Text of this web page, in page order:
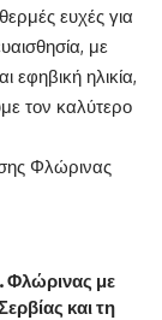
ευχές για
με
εφηβική ηλικία,
τον καλύτερο
Φλώρινας
Φλώρινας με
και τη